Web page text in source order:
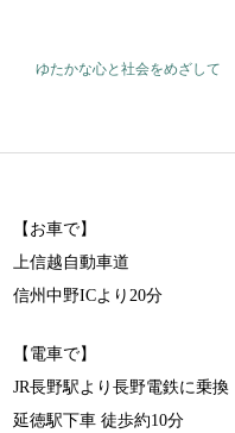
ゆたかな心と社会をめざして
【お車で】
上信越自動車道
信州中野ICより20分
【電車で】
JR長野駅より長野電鉄に乗換
延徳駅下車 徒歩約10分